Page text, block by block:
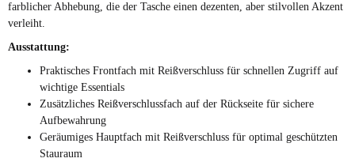
farblicher Abhebung, die der Tasche einen dezenten, aber stilvollen Akzent
verleiht.
Ausstattung:
Praktisches Frontfach mit Reißverschluss für schnellen Zugriff auf
wichtige Essentials
Zusätzliches Reißverschlussfach auf der Rückseite für sichere
Aufbewahrung
Geräumiges Hauptfach mit Reißverschluss für optimal geschützten
Stauraum